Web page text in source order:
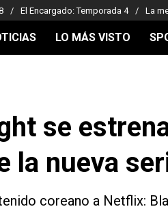
El Encargado: Temporada 4 La
LO MÁS VISTO
se
la nueva
coreano a Netflix: